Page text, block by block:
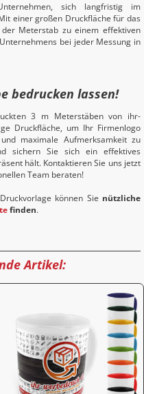
sich langfristig im
einer großen Druckfläche für das
Meterstab zu einem effektiven
bei jeder Messung in
bedrucken lassen!
3 m Meterstäben von ihr-
Druckfläche, um Ihr Firmenlogo
maximale Aufmerksamkeit zu
sichern Sie sich ein effektives
hält. Kontaktieren Sie uns jetzt
Team beraten!
können Sie nützliche
finden.
Artikel: